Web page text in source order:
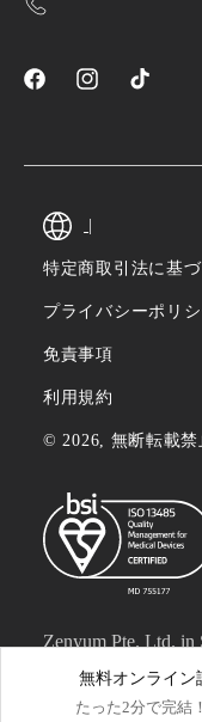
無料オンライン
たった2分で完結
FacebookInstagramTikTok
特定商取引法に基
プライバシーポリシ
免責事項
利用規約
© 2026, 無断転載禁
Zenyum Pte. Ltd. in
by British
number MD 755177